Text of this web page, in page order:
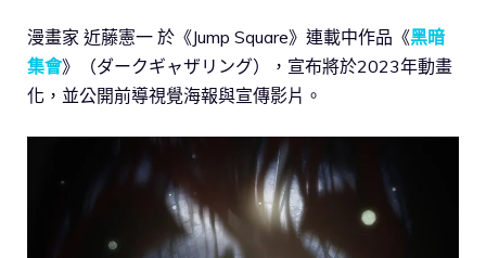
漫畫家 近藤憲一 於《Jump Square》連載中作品《黑暗
集會》（ダークギャザリング），宣布將於2023年動畫
化，並公開前導視覺海報與宣傳影片。